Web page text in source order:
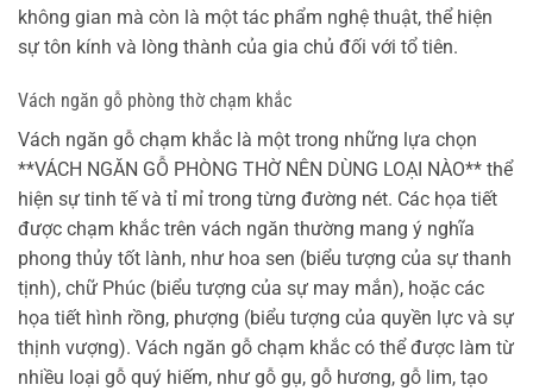
không gian mà còn là một tác phẩm nghệ thuật, thể hiện
sự tôn kính và lòng thành của gia chủ đối với tổ tiên.
Vách ngăn gỗ phòng thờ chạm khắc
Vách ngăn gỗ chạm khắc là một trong những lựa chọn
**VÁCH NGĂN GỖ PHÒNG THỜ NÊN DÙNG LOẠI NÀO** thể
hiện sự tinh tế và tỉ mỉ trong từng đường nét. Các họa tiết
được chạm khắc trên vách ngăn thường mang ý nghĩa
phong thủy tốt lành, như hoa sen (biểu tượng của sự thanh
tịnh), chữ Phúc (biểu tượng của sự may mắn), hoặc các
họa tiết hình rồng, phượng (biểu tượng của quyền lực và sự
thịnh vượng). Vách ngăn gỗ chạm khắc có thể được làm từ
nhiều loại gỗ quý hiếm, như gỗ gụ, gỗ hương, gỗ lim, tạo